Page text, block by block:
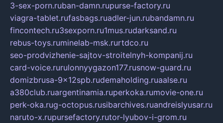
3-sex-porn.ruban-damn.rupurse-factory.ru
viagra-tablet.rufasbags.ruadler-jun.rubandamn.ru
fincontech.ru3sexporn.ru1mus.rudarksand.ru
rebus-toys.ruminelab-msk.rurtdco.ru
seo-prodvizhenie-sajtov-stroitelnyh-kompanij.ru
card-voice.rurulonnyygazon177.rusnow-guard.ru
domizbrusa-9x12spb.rudemaholding.ruaalse.ru
a380club.ruargentinamia.ruperkoka.rumovie-one.ru
perk-oka.rug-octopus.rusibarchives.ruandreislyusar.ru
naruto-x.rupursefactory.rutor-lyubov-i-grom.ru